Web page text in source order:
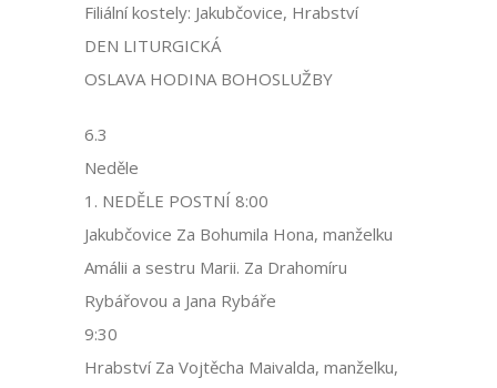
Filiální kostely: Jakubčovice, Hrabství
DEN LITURGICKÁ
OSLAVA HODINA BOHOSLUŽBY
6.3
Neděle
1. NEDĚLE POSTNÍ 8:00
Jakubčovice Za Bohumila Hona, manželku
Amálii a sestru Marii. Za Drahomíru
Rybářovou a Jana Rybáře
9:30
Hrabství Za Vojtěcha Maivalda, manželku,